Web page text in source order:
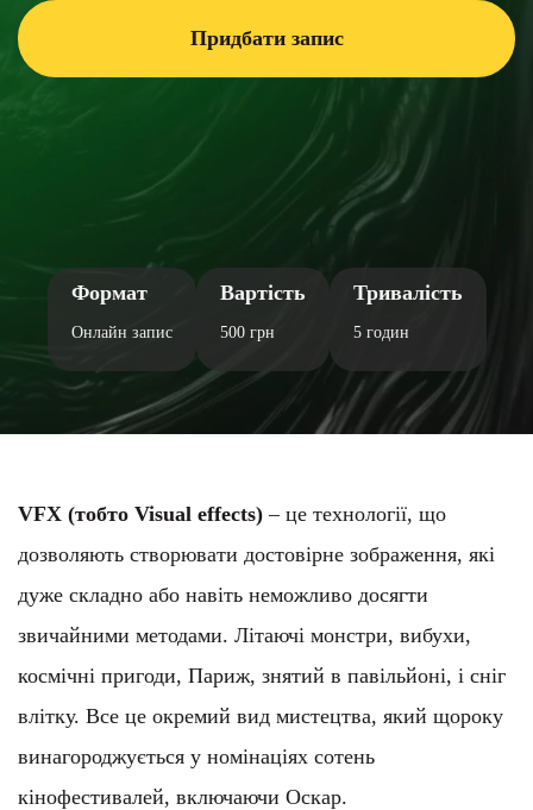
Придбати запис
Формат
Онлайн запис
Вартість
500 грн
Тривалість
5 годин
VFX (тобто Visual effects) – це технології, що
дозволяють створювати достовірне зображення, які
дуже складно або навіть неможливо досягти
звичайними методами. Літаючі монстри, вибухи,
космічні пригоди, Париж, знятий в павільйоні, і сніг
влітку. Все це окремий вид мистецтва, який щороку
винагороджується у номінаціях сотень
кінофестивалей, включаючи Оскар.